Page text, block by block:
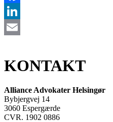
Facebook
LinkedIn
KONTAKT
Alliance Advokater Helsingør
Bybjergvej 14
3060 Espergærde
CVR. 1902 0886